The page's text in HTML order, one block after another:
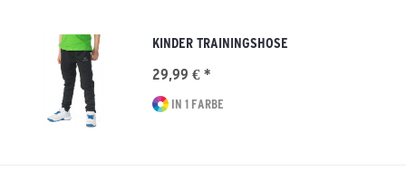
KINDER TRAININGSHOSE
29,99 € *
IN 1 FARBE